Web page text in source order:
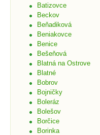
Batizovce
Beckov
Beňadiková
Beniakovce
Benice
Bešeňová
Blatná na Ostrove
Blatné
Bobrov
Bojničky
Boleráz
Bolešov
Borčice
Borinka